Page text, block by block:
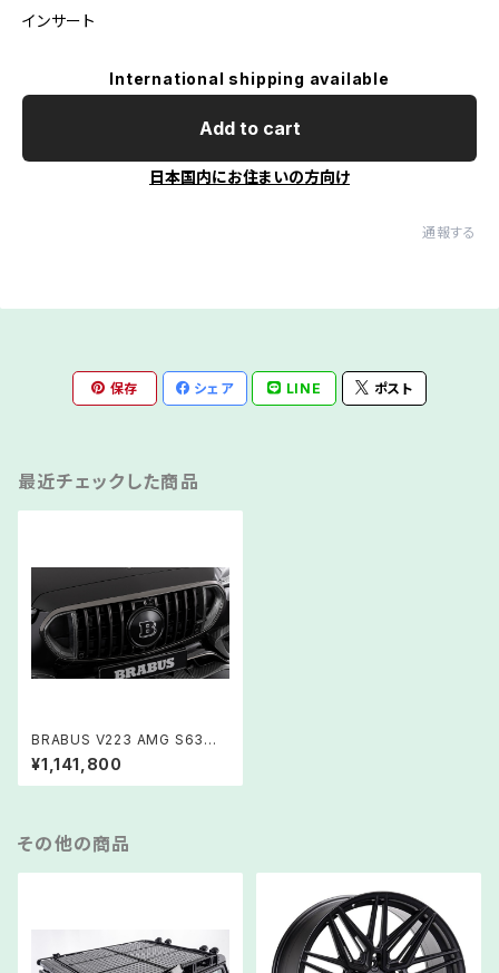
インサート
International shipping available
Add to cart
日本国内にお住まいの方向け
通報する
保存 シェア LINE ポスト
最近チェックした商品
BRABUS V223 AMG S63
グリルインサート
¥1,141,800
その他の商品